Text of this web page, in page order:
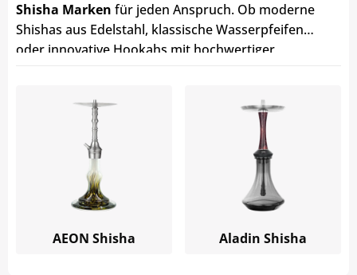
Shisha Marken für jeden Anspruch. Ob moderne
Shishas aus Edelstahl, klassische Wasserpfeifen
oder innovative Hookahs mit hochwertiger
Preisen. Unsere Shisha Marken überzeugen durch
Qualität, Langlebigkeit, hervorragendes
Rauchverhalten und stilvolles Design. Egal, ob Sie
Einsteiger oder erfahrener Shisha Liebhaber sind,
bei uns finden Sie die passende Wasserpfeife für
entspannte Genussmomente.
AEON Shisha
Aladin Shisha